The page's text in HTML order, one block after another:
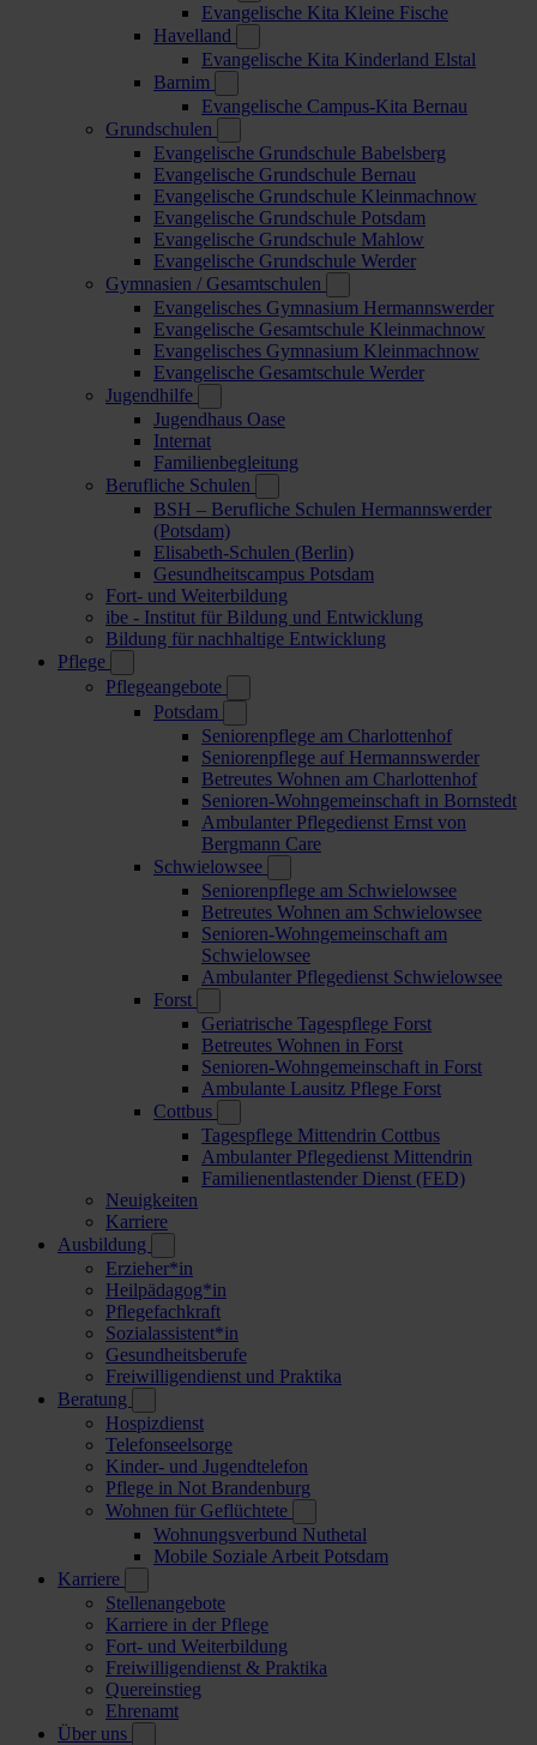
Evangelische Kita Kleine Fische
Havelland
Evangelische Kita Kinderland Elstal
Barnim
Evangelische Campus-Kita Bernau
Grundschulen
Evangelische Grundschule Babelsberg
Evangelische Grundschule Bernau
Evangelische Grundschule Kleinmachnow
Evangelische Grundschule Potsdam
Evangelische Grundschule Mahlow
Evangelische Grundschule Werder
Gymnasien / Gesamtschulen
Evangelisches Gymnasium Hermannswerder
Evangelische Gesamtschule Kleinmachnow
Evangelisches Gymnasium Kleinmachnow
Evangelische Gesamtschule Werder
Jugendhilfe
Jugendhaus Oase
Internat
Familienbegleitung
Berufliche Schulen
BSH – Berufliche Schulen Hermannswerder
(Potsdam)
Elisabeth-Schulen (Berlin)
Gesundheitscampus Potsdam
Fort- und Weiterbildung
ibe - Institut für Bildung und Entwicklung
Bildung für nachhaltige Entwicklung
Pflege
Pflegeangebote
Potsdam
Seniorenpflege am Charlottenhof
Seniorenpflege auf Hermannswerder
Betreutes Wohnen am Charlottenhof
Senioren-Wohngemeinschaft in Bornstedt
Ambulanter Pflegedienst Ernst von
Bergmann Care
Schwielowsee
Seniorenpflege am Schwielowsee
Betreutes Wohnen am Schwielowsee
Senioren-Wohngemeinschaft am
Schwielowsee
Ambulanter Pflegedienst Schwielowsee
Forst
Geriatrische Tagespflege Forst
Betreutes Wohnen in Forst
Senioren-Wohngemeinschaft in Forst
Ambulante Lausitz Pflege Forst
Cottbus
Tagespflege Mittendrin Cottbus
Ambulanter Pflegedienst Mittendrin
Familienentlastender Dienst (FED)
Neuigkeiten
Karriere
Ausbildung
Erzieher*in
Heilpädagog*in
Pflegefachkraft
Sozialassistent*in
Gesundheitsberufe
Freiwilligendienst und Praktika
Beratung
Hospizdienst
Telefonseelsorge
Kinder- und Jugendtelefon
Pflege in Not Brandenburg
Wohnen für Geflüchtete
Wohnungsverbund Nuthetal
Mobile Soziale Arbeit Potsdam
Karriere
Stellenangebote
Karriere in der Pflege
Fort- und Weiterbildung
Freiwilligendienst & Praktika
Quereinstieg
Ehrenamt
Über uns